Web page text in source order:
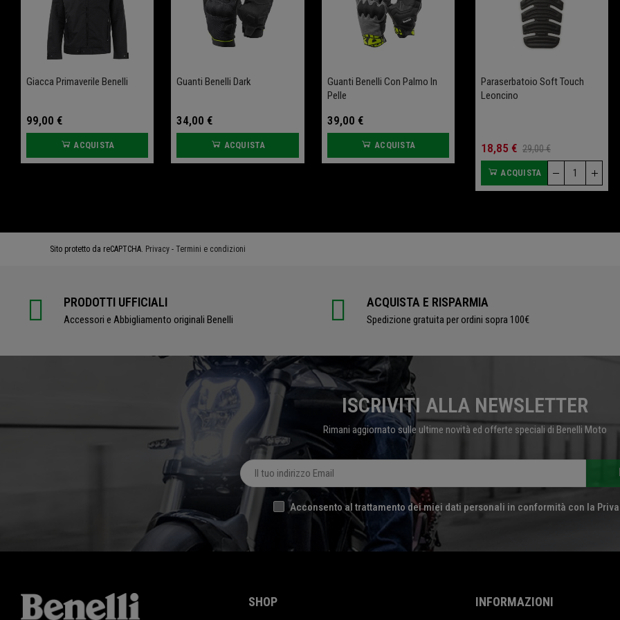
Giacca Primaverile Benelli
99,00 €
ACQUISTA
Guanti Benelli Dark
34,00 €
ACQUISTA
Guanti Benelli Con Palmo In
Pelle
39,00 €
ACQUISTA
Sella Comfort Leoncino
Bobber 400 (+2 Cm)
ACQUISTA
Tampone Anteriore
61,60 € 77,00 €
Tampone Posteriore
61,60 € 77,00 €
Salva Batteria Garage
70,00 € 93,33 €
Paraserbatoio Soft Touch
Leoncino
18,85 € 29,00 €
ACQUISTA
Sito protetto da reCAPTCHA. Privacy - Termini e condizioni
PRODOTTI UFFICIALI
Accessori e Abbigliamento originali Benelli
ACQUISTA E RISPARMIA
Spedizione gratuita per ordini sopra 100€
ISCRIVITI ALLA NEWSLETTER
Rimani aggiornato sulle ultime novità ed offerte speciali di Benelli Moto
Acconsento al trattamento dei miei dati personali in conformità con la
SHOP INFORMAZIONI